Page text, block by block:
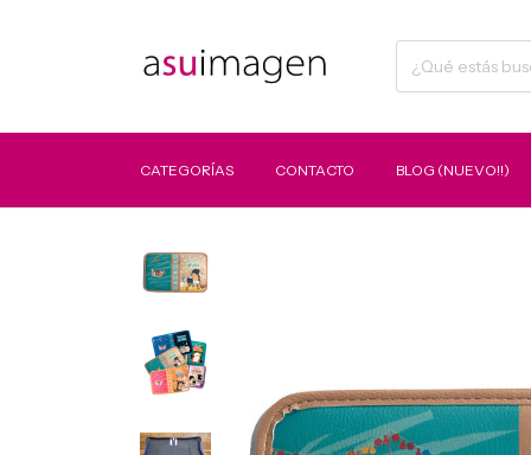
CATEGORÍAS CONTACTO BLOG (NUEVO!!)